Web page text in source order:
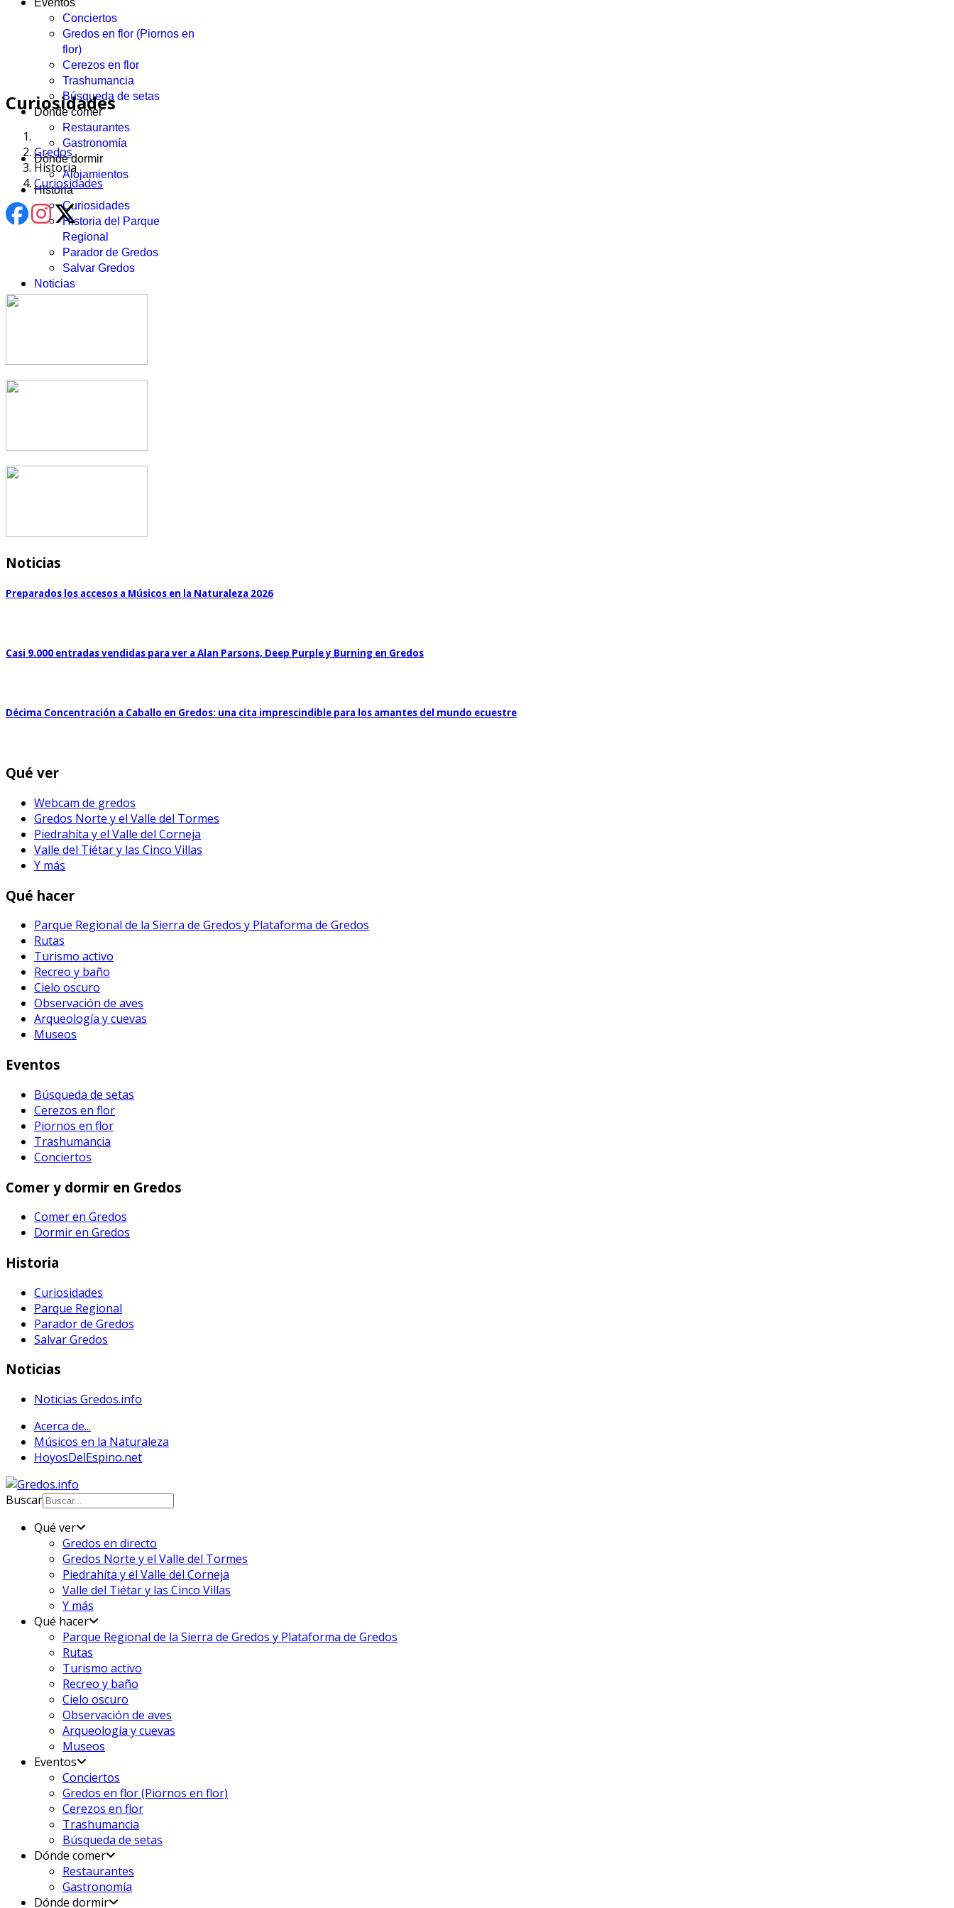
Eventos
Conciertos
Gredos en flor (Piornos en
flor)
Cerezos en flor
Trashumancia
Búsqueda de setas
Dónde comer
Restaurantes
Gastronomía
Dónde dormir
Alojamientos
Historia
Curiosidades
Historia del Parque
Regional
Parador de Gredos
Salvar Gredos
Noticias
Curiosidades
Gredos
Historia
Curiosidades
Noticias
Preparados los accesos a Músicos en la Naturaleza 2026
Casi 9.000 entradas vendidas para ver a Alan Parsons, Deep Purple y Burning en Gredos
Décima Concentración a Caballo en Gredos: una cita imprescindible para los amantes del mundo ecuestre
Qué ver
Webcam de gredos
Gredos Norte y el Valle del Tormes
Piedrahíta y el Valle del Corneja
Valle del Tiétar y las Cinco Villas
Y más
Qué hacer
Parque Regional de la Sierra de Gredos y Plataforma de Gredos
Rutas
Turismo activo
Recreo y baño
Cielo oscuro
Observación de aves
Arqueología y cuevas
Museos
Eventos
Búsqueda de setas
Cerezos en flor
Piornos en flor
Trashumancia
Conciertos
Comer y dormir en Gredos
Comer en Gredos
Dormir en Gredos
Historia
Curiosidades
Parque Regional
Parador de Gredos
Salvar Gredos
Noticias
Noticias Gredos.info
Acerca de...
Músicos en la Naturaleza
HoyosDelEspino.net
Buscar
Qué ver
Gredos en directo
Gredos Norte y el Valle del Tormes
Piedrahíta y el Valle del Corneja
Valle del Tiétar y las Cinco Villas
Y más
Qué hacer
Parque Regional de la Sierra de Gredos y Plataforma de Gredos
Rutas
Turismo activo
Recreo y baño
Cielo oscuro
Observación de aves
Arqueología y cuevas
Museos
Eventos
Conciertos
Gredos en flor (Piornos en flor)
Cerezos en flor
Trashumancia
Búsqueda de setas
Dónde comer
Restaurantes
Gastronomía
Dónde dormir